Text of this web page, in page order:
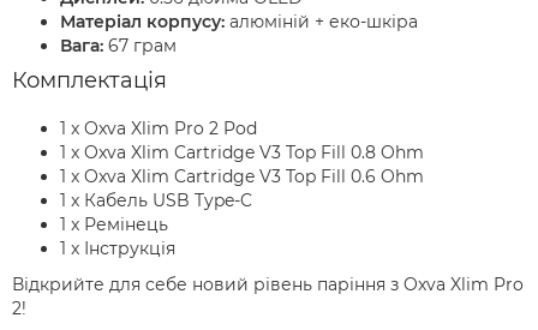
Матеріал корпусу: алюміній + еко-шкіра
Вага: 67 грам
Комплектація
1 x Oxva Xlim Pro 2 Pod
1 x Oxva Xlim Cartridge V3 Top Fill 0.8 Ohm
1 x Oxva Xlim Cartridge V3 Top Fill 0.6 Ohm
1 x Кабель USB Type-C
1 x Ремінець
1 x Інструкція
Відкрийте для себе новий рівень паріння з Oxva Xlim Pro
2!